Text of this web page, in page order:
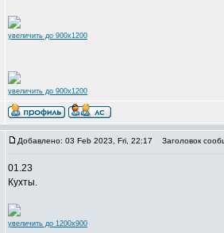
увеличить до 900x1200
увеличить до 900x1200
Добавлено: 03 Feb 2023, Fri, 22:17 Заголовок
01.23
Кухты.
увеличить до 1200x900